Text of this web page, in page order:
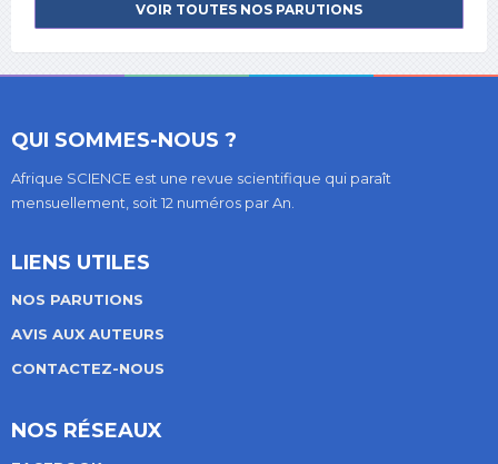
VOIR TOUTES NOS PARUTIONS
QUI SOMMES-NOUS ?
Afrique SCIENCE est une revue scientifique qui paraît
mensuellement, soit 12 numéros par An.
LIENS UTILES
NOS PARUTIONS
AVIS AUX AUTEURS
CONTACTEZ-NOUS
NOS RÉSEAUX